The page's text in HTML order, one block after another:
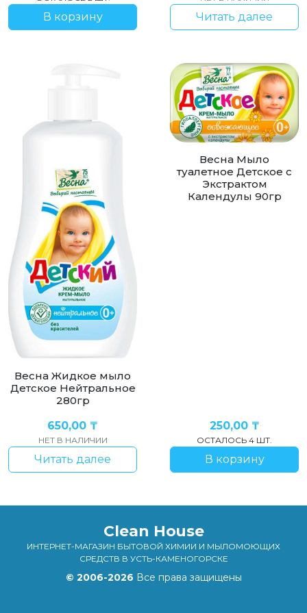
В корзину Читать далее
Весна Жидкое мыло
Детское Нейтральное
280гр
650,00 ₸
НЕТ В НАЛИЧИИ
Читать далее
Весна Мыло
туалетное Детское с
Экстрактом
Календулы 90гр
250,00 ₸
ОСТАЛОСЬ 4 ШТ.
В корзину
Clean House
ИНТЕРНЕТ-МАГАЗИН БЫТОВОЙ ХИМИИ И МЫЛОМОЮЩИХ
СРЕДСТВ В УСТЬ-КАМЕНОГОРСКЕ
© 2006-2026 Все права защищены